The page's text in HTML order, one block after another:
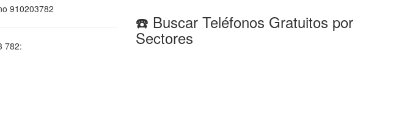
910203782
782:
☎️ Buscar Teléfonos Gratuitos por
Sectores